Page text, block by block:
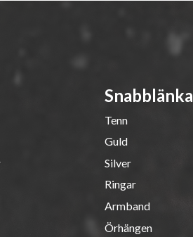
Tenn
Guld
Silver
Ringar
Armband
Örhängen